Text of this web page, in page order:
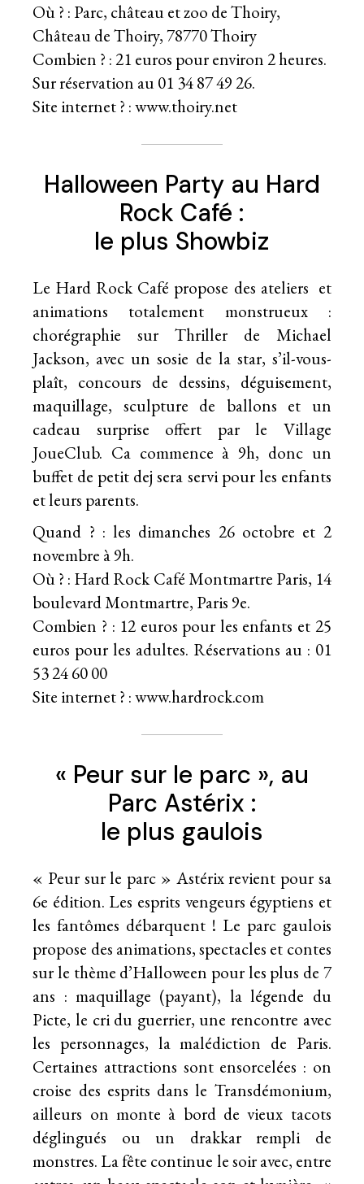
Où ? : Parc, château et zoo de Thoiry,
Château de Thoiry, 78770 Thoiry
Combien ? : 21 euros pour environ 2 heures.
Sur réservation au 01 34 87 49 26.
Site internet ? :www.thoiry.net
Halloween Party au Hard
Rock Café :
le plus Showbiz
Le Hard Rock Café propose des ateliers et
animations totalement monstrueux :
chorégraphie sur Thriller de Michael
Jackson, avec un sosie de la star, s’il-vous-
plaît, concours de dessins, déguisement,
maquillage, sculpture de ballons et un
cadeau surprise offert par le Village
JoueClub. Ca commence à 9h, donc un
buffet de petit dej sera servi pour les enfants
et leurs parents.
Quand ? : les dimanches 26 octobre et 2
novembre à 9h.
Où ? : Hard Rock Café Montmartre Paris, 14
boulevard Montmartre, Paris 9e.
Combien ? : 12 euros pour les enfants et 25
euros pour les adultes. Réservations au : 01
53 24 60 00
Site internet ? :www.hardrock.com
« Peur sur le parc », au
Parc Astérix :
le plus gaulois
« Peur sur le parc » Astérix revient pour sa
6e édition. Les esprits vengeurs égyptiens et
les fantômes débarquent ! Le parc gaulois
propose des animations, spectacles et contes
sur le thème d’Halloween pour les plus de 7
ans : maquillage (payant), la légende du
Picte, le cri du guerrier, une rencontre avec
les personnages, la malédiction de Paris.
Certaines attractions sont ensorcelées : on
croise des esprits dans le Transdémonium,
ailleurs on monte à bord de vieux tacots
déglingués ou un drakkar rempli de
monstres. La fête continue le soir avec, entre